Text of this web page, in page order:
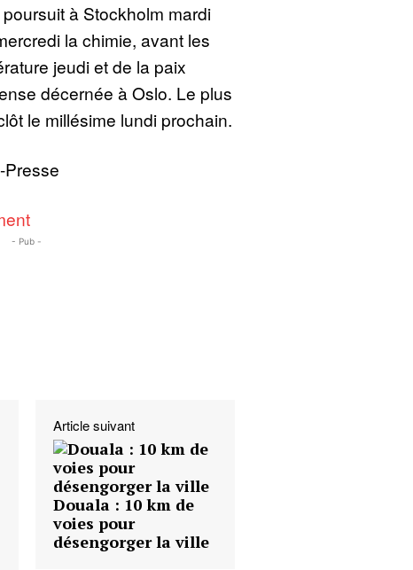
à Stockholm mardi
la chimie, avant les
jeudi et de la paix
décernée à Oslo. Le plus
le millésime lundi prochain.
Presse
- Pub -
Article suivant
Douala : 10 km de
voies pour
désengorger la ville